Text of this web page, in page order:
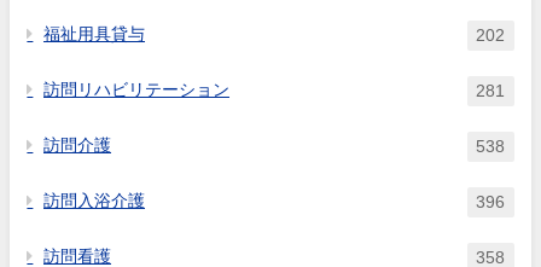
福祉用具貸与 202
訪問リハビリテーション 281
訪問介護 538
訪問入浴介護 396
訪問看護 358